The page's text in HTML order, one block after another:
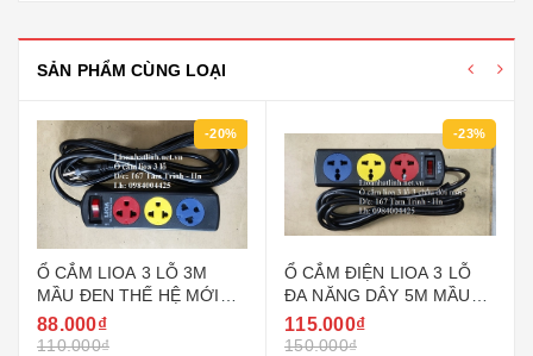
SẢN PHẨM CÙNG LOẠI
-20%
Ổ CẮM LIOA 3 LỖ 3M
MẦU ĐEN THẾ HỆ MỚI
MODEL 3SND3.2.10
88.000₫
110.000₫
-23%
Ổ CẮM ĐIỆN LIOA 3 LỖ
ĐA NĂNG DÂY 5M MẦU
ĐEN THẾ HỆ MỚI MODEL
3DND5.2.10
115.000₫
150.000₫